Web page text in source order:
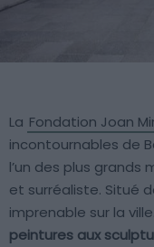
La Fondation Joan
incontournables de
l’un des plus
et surréaliste. Situé
imprenable sur la
peintures aux